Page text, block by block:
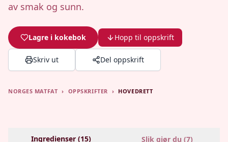
av smak og sunn.
Lagre i kokebok Hopp til oppskrift
Skriv ut Del oppskrift
NORGES MATFAT › OPPSKRIFTER › HOVEDRETT
Ingredienser (15) Slik gjør du (7)